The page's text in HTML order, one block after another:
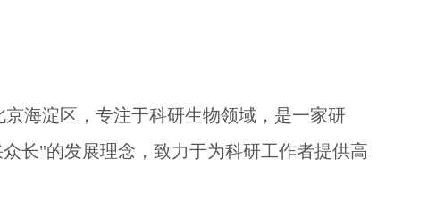
海淀区，专注于科研生物领域，是一家研
长"的发展理念，致力于为科研工作者提供高